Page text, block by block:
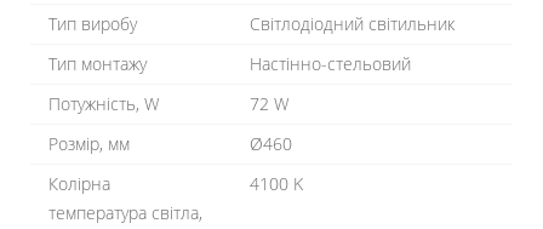
Тип виробу
Світлодіодний світильник
Тип монтажу
Настінно-стельовий
Потужність, W
72 W
Розмір, мм
Ø460
Колірна
температура світла,
4100 K